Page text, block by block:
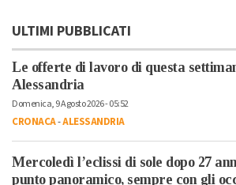
ULTIMI PUBBLICATI
Le offerte di lavoro di questa
Alessandria
Domenica, 9 Agosto 2026 - 05:52
CRONACA-ALESSANDRIA
Mercoledì l’eclissi di sole dopo 27
punto panoramico, sempre con gli